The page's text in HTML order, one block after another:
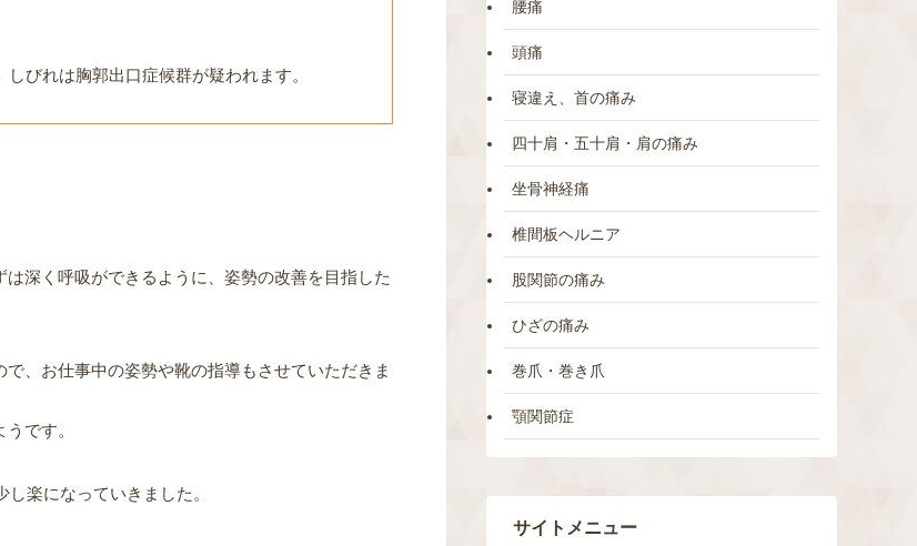
びれは胸郭出口症候群が疑われます。
深く呼吸ができるように、姿勢の改善を目指した
、お仕事中の姿勢や靴の指導もさせていただきま
です。
楽になっていきました。
腰痛
頭痛
寝違え、首の痛み
四十肩・五十肩・肩の痛み
坐骨神経痛
椎間板ヘルニア
股関節の痛み
ひざの痛み
巻爪・巻き爪
顎関節症
サイトメニュー